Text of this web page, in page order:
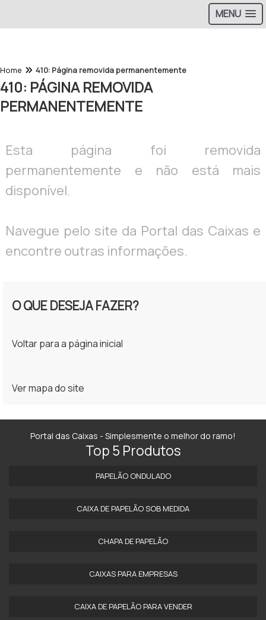
MENU
Home 410: Página removida permanentemente
410: PÁGINA REMOVIDA
PERMANENTEMENTE
Esta página foi removida
permanentemente e não está mais
disponível.
Navegue pelo site da Portal das Caixas e
encontre outras informações.
O QUE DESEJA FAZER?
Voltar para a página inicial
Ver mapa do site
Portal das Caixas - Simplesmente o melhor do ramo!
Top 5 Produtos
PAPELÃO ONDULADO
CAIXA DE PAPELÃO SOB MEDIDA
CHAPA DE PAPELÃO
CAIXAS PARA EMPRESAS
CAIXA DE PAPELÃO PARA VENDER